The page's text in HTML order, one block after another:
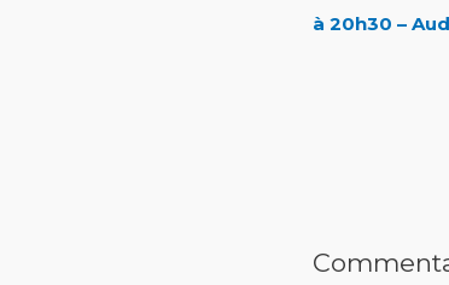
à 20h30 –